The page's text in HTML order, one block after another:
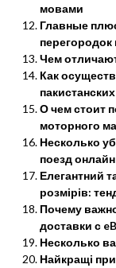
мовами
Главные
перегородок
Чем
Как
О чем стоит
моторного
Несколько
поезд онлайн
Елегантний
розмірів:
Почему
доставки с
Несколько
Найкращі